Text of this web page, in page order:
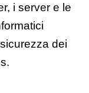
i server e le
dei